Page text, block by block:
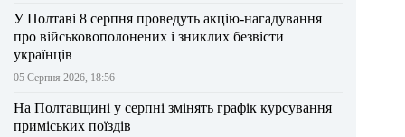
У Полтаві 8 серпня проведуть акцію-нагадування
про військовополонених і зниклих безвісти
українців
05 Серпня 2026, 18:56
На Полтавщині у серпні змінять графік курсування
приміських поїздів